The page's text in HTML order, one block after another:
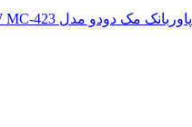
پاوربانک مک دودو مدل 22.5W MC-423 ظرفیت 20000 میلی آمپر ساعت